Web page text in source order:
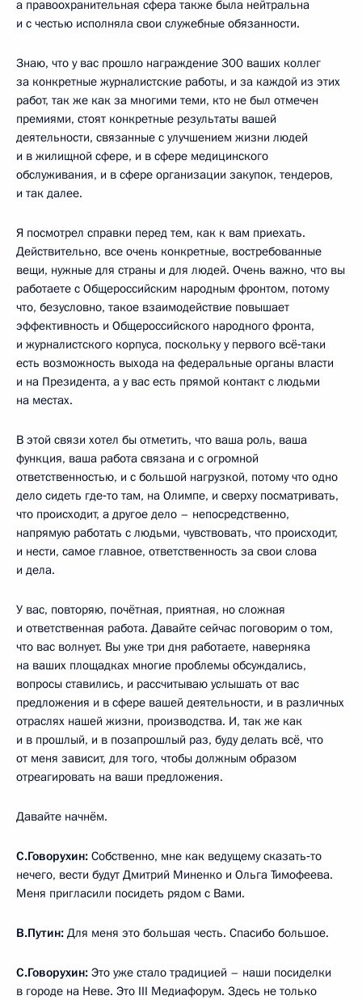
а правоохранительная сфера также была нейтральна
и с честью исполняла свои служебные обязанности.
Знаю, что у вас прошло награждение 300 ваших коллег
за конкретные журналистские работы, и за каждой из этих
работ, так же как за многими теми, кто не был отмечен
премиями, стоят конкретные результаты вашей
деятельности, связанные с улучшением жизни людей
и в жилищной сфере, и в сфере медицинского
обслуживания, и в сфере организации закупок, тендеров,
и так далее.
Я посмотрел справки перед тем, как к вам приехать.
Действительно, все очень конкретные, востребованные
вещи, нужные для страны и для людей. Очень важно, что вы
работаете с Общероссийским народным фронтом, потому
что, безусловно, такое взаимодействие повышает
эффективность и Общероссийского народного фронта,
и журналистского корпуса, поскольку у первого всё‑таки
есть возможность выхода на федеральные органы власти
и на Президента, а у вас есть прямой контакт с людьми
на местах.
В этой связи хотел бы отметить, что ваша роль, ваша
функция, ваша работа связана и с огромной
ответственностью, и с большой нагрузкой, потому что одно
дело сидеть где‑то там, на Олимпе, и сверху посматривать,
что происходит, а другое дело – непосредственно,
напрямую работать с людьми, чувствовать, что происходит,
и нести, самое главное, ответственность за свои слова
и дела.
У вас, повторяю, почётная, приятная, но сложная
и ответственная работа. Давайте сейчас поговорим о том,
что вас волнует. Вы уже три дня работаете, наверняка
на ваших площадках многие проблемы обсуждались,
вопросы ставились, и рассчитываю услышать от вас
предложения и в сфере вашей деятельности, и в различных
отраслях нашей жизни, производства. И, так же как
и в прошлый, и в позапрошлый раз, буду делать всё, что
от меня зависит, для того, чтобы должным образом
отреагировать на ваши предложения.
Давайте начнём.
С.Говорухин: Собственно, мне как ведущему сказать‑то
нечего, вести будут Дмитрий Миненко и Ольга Тимофеева.
Меня пригласили посидеть рядом с Вами.
В.Путин: Для меня это большая честь. Спасибо большое.
С.Говорухин: Это уже стало традицией – наши посиделки
в городе на Неве. Это III Медиафорум. Здесь не только